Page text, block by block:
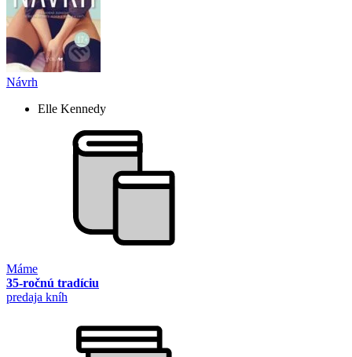
Návrh
Elle Kennedy
Máme
35-ročnú tradíciu
predaja kníh